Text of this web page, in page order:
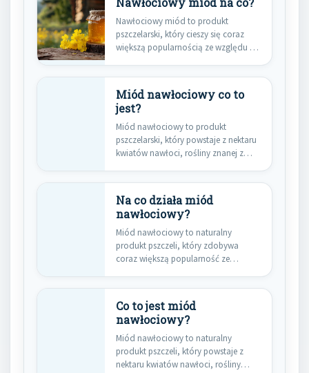
Nawłociowy miód na co?
Nawłociowy miód to produkt
pszczelarski, który cieszy się coraz
większą popularnością ze względu na
Miód nawłociowy co to
jest?
Miód nawłociowy to produkt
pszczelarski, który powstaje z nektaru
kwiatów nawłoci, rośliny znanej z
Na co działa miód
nawłociowy?
Miód nawłociowy to naturalny
produkt pszczeli, który zdobywa
coraz większą popularność ze
Co to jest miód
nawłociowy?
Miód nawłociowy to naturalny
produkt pszczeli, który powstaje z
nektaru kwiatów nawłoci, rośliny